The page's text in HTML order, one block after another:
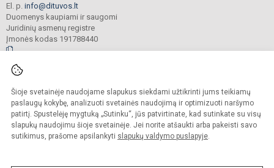
Šioje svetainėje naudojame slapukus siekdami užtikrinti jums teikiamų
paslaugų kokybę, analizuoti svetainės naudojimą ir optimizuoti naršymo
patirtį. Spustelėję mygtuką „Sutinku“, jūs patvirtinate, kad sutinkate su visų
slapukų naudojimu šioje svetainėje. Jei norite atšaukti arba pakeisti savo
sutikimus, prašome apsilankyti slapukų valdymo puslapyje.
El. p. info@dituvos.lt
Duomenys kaupiami ir saugomi
Juridinių asmenų registre
Įmonės kodas 191788440
Visos teisės saugomos. Kopijuoti turinį be raštiško įstaigos administracijos
sutikimo griežtai draudžiama.
Prieinamumo paraiška Slapukų politika
Sumanus būdas atnaujinti